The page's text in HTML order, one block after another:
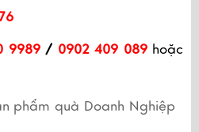
9989 / 0902 409 089
phẩm quà Doanh Nghiệp